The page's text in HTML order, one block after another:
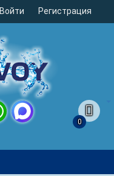
Войти Регистрация
0